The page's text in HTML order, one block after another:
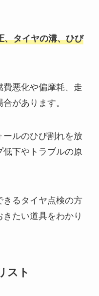
、タイヤの溝、ひび
悪化や偏摩耗、走
があります。
ールのひび割れを放
下やトラブルの原
きるタイヤ点検の方
たい道具をわかり
スト